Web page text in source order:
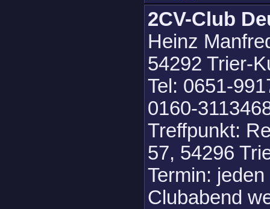
2CV-Club
Heinz
54292 Trier-
Tel: 0651-
0160-
Treffpunkt:
57, 54296
Termin:
Clubabend